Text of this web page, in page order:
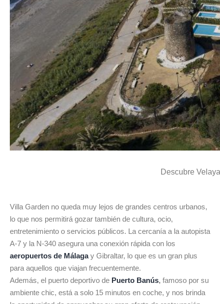
Descubre
Villa Garden no queda muy lejos de grandes centros urbanos,
lo que nos permitirá gozar también de cultura, ocio,
entretenimiento o servicios públicos. La cercanía a la autopista
A-7 y la N-340 asegura una conexión rápida con los
aeropuertos de Málagay Gibraltar, lo que es un gran plus
para aquellos que viajan frecuentemente.
Además, el puerto deportivo de Puerto Banús, famoso por su
ambiente chic, está a solo 15 minutos en coche, y nos brinda